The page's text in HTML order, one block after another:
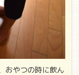
おやつの時に飲ん